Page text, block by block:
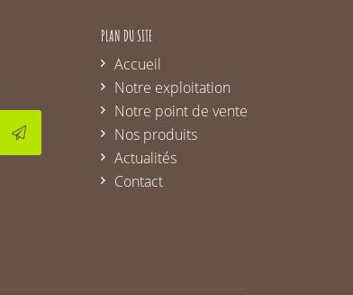
PLAN DU SITE
Accueil
Notre exploitation
Notre point de vente
Nos produits
Actualités
Contact